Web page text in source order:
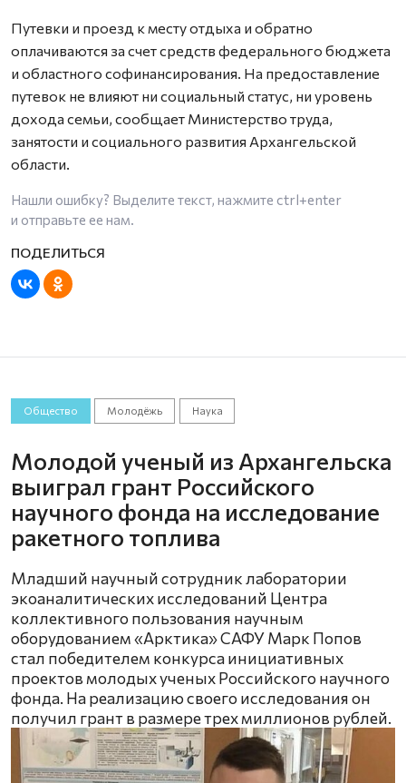
Путевки и проезд к месту отдыха и обратно
оплачиваются за счет средств федерального бюджета
и областного софинансирования. На предоставление
путевок не влияют ни социальный статус, ни уровень
дохода семьи, сообщает Министерство труда,
занятости и социального развития Архангельской
области.
Нашли ошибку? Выделите текст, нажмите ctrl+enter
и отправьте ее нам.
Общество Молодёжь Наука
Молодой ученый из Архангельска
выиграл грант Российского
научного фонда на исследование
ракетного топлива
Младший научный сотрудник лаборатории
экоаналитических исследований Центра
коллективного пользования научным
оборудованием «Арктика» САФУ Марк Попов
стал победителем конкурса инициативных
проектов молодых ученых Российского научного
фонда. На реализацию своего исследования он
получил грант в размере трех миллионов рублей.